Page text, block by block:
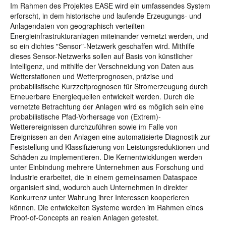
Im Rahmen des Projektes EASE wird ein umfassendes System
erforscht, in dem historische und laufende Erzeugungs- und
Anlagendaten von geographisch verteilten
Energieinfrastrukturanlagen miteinander vernetzt werden, und
so ein dichtes "Sensor"-Netzwerk geschaffen wird. Mithilfe
dieses Sensor-Netzwerks sollen auf Basis von künstlicher
Intelligenz, und mithilfe der Verschneidung von Daten aus
Wetterstationen und Wetterprognosen, präzise und
probabilistische Kurzzeitprognosen für Stromerzeugung durch
Erneuerbare Energiequellen entwickelt werden. Durch die
vernetzte Betrachtung der Anlagen wird es möglich sein eine
probabilistische Pfad-Vorhersage von (Extrem)-
Wetterereignissen durchzuführen sowie im Falle von
Ereignissen an den Anlagen eine automatisierte Diagnostik zur
Feststellung und Klassifizierung von Leistungsreduktionen und
Schäden zu implementieren. Die Kernentwicklungen werden
unter Einbindung mehrere Unternehmen aus Forschung und
Industrie erarbeitet, die in einem gemeinsamen Dataspace
organisiert sind, wodurch auch Unternehmen in direkter
Konkurrenz unter Wahrung ihrer Interessen kooperieren
können. Die entwickelten Systeme werden im Rahmen eines
Proof-of-Concepts an realen Anlagen getestet.